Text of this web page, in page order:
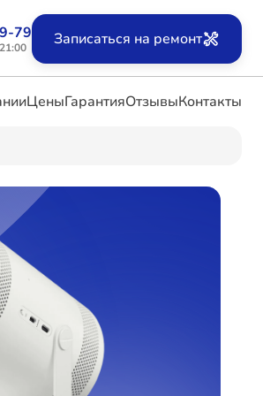
79
21:00 Записаться на ремонт
ЦеныГарантияОтзывыКонтакты